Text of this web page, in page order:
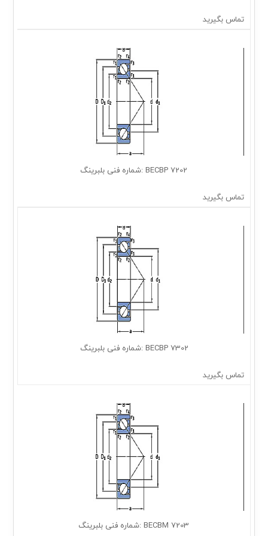
تماس بگیرید
7202 BECBP :شماره فنی بلبرینگ
تماس بگیرید
7302 BECBP :شماره فنی بلبرینگ
تماس بگیرید
7203 BECBM :شماره فنی بلبرینگ